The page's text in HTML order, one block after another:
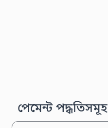
পেমেন্ট পদ্ধতিসমূহ